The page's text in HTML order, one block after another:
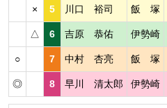
× 5 川口 裕司 飯 塚
△ 6 吉原 恭佑 伊勢崎
○ 7 中村 杏亮 飯 塚
◎ 8 早川 清太郎 伊勢崎